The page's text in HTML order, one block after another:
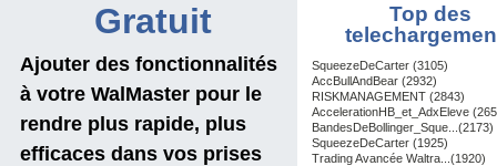
Gratuit
Ajouter des fonctionnalités
à votre WalMaster pour le
rendre plus rapide, plus
efficaces dans vos prises
Top des
SqueezeDeCarter (3105)
AccBullAndBear (2932)
RISKMANAGEMENT (2843)
AccelerationHB_et_AdxEleve
BandesDeBollinger_Sque...(2173)
SqueezeDeCarter (1925)
Trading Avancée Waltra...(1920)